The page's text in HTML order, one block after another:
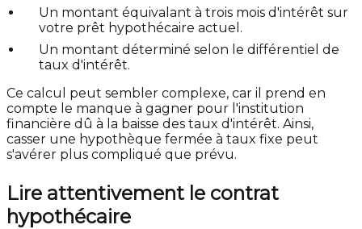
Un montant équivalant à trois mois d'intérêt sur
votre prêt hypothécaire actuel.
Un montant déterminé selon le différentiel de
taux d'intérêt.
Ce calcul peut sembler complexe, car il prend en
compte le manque à gagner pour l'institution
financière dû à la baisse des taux d'intérêt. Ainsi,
casser une hypothèque fermée à taux fixe peut
s'avérer plus compliqué que prévu.
Lire attentivement le contrat
hypothécaire